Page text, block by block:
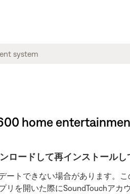
home
ードして再インストールし
トできない場合があります。
を開いた際にSoundTouchア